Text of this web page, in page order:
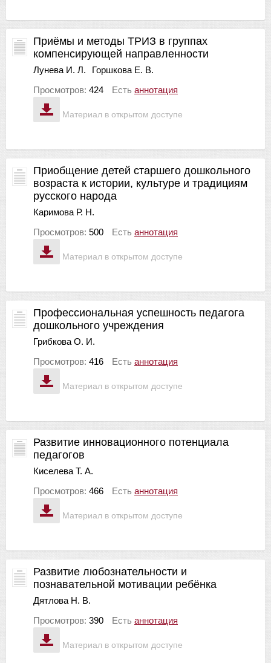
Материал в открытом доступе
Приёмы и методы ТРИЗ в группах
компенсирующей направленности
Лунева И. Л.
Горшкова Е. В.
Просмотров: 424 Есть аннотация
Материал в открытом доступе
Приобщение детей старшего дошкольного
возраста к истории, культуре и традициям
русского народа
Каримова Р. Н.
Просмотров: 500 Есть аннотация
Материал в открытом доступе
Профессиональная успешность педагога
дошкольного учреждения
Грибкова О. И.
Просмотров: 416 Есть аннотация
Материал в открытом доступе
Развитие инновационного потенциала
педагогов
Киселева Т. А.
Просмотров: 466 Есть аннотация
Материал в открытом доступе
Развитие любознательности и
познавательной мотивации ребёнка
Дятлова Н. В.
Просмотров: 390 Есть аннотация